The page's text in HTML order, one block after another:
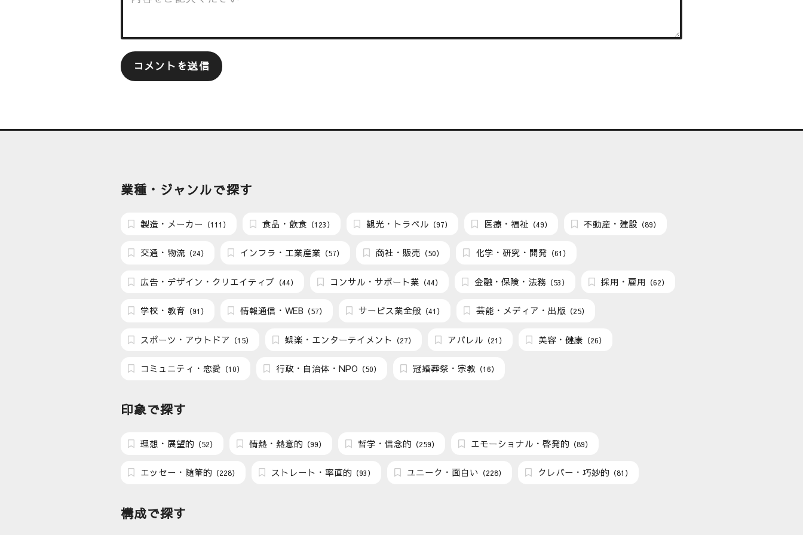
業種・ジャンルで探す
製造・メーカー （111） 食品・飲食 （123） 観光・トラベル （97） 医療・福祉 （49） 不動産・建設 （89）
交通・物流 （24） インフラ・工業産業 （57） 商社・販売 （50） 化学・研究・開発 （61）
広告・デザイン・クリエイティブ （44） コンサル・サポート業 （44） 金融・保険・法務 （53） 採用・雇用 （62）
学校・教育 （91） 情報通信・WEB （57） サービス業全般 （41） 芸能・メディア・出版 （25）
スポーツ・アウトドア （15） 娯楽・エンターテイメント （27） アパレル （21） 美容・健康 （26）
コミュニティ・恋愛 （10） 行政・自治体・NPO （50） 冠婚葬祭・宗教 （16）
印象で探す
理想・展望的 （52） 情熱・熱意的 （99） 哲学・信念的 （259） エモーショナル・啓発的 （89）
エッセー・随筆的 （228） ストレート・率直的 （93） ユニーク・面白い （228） クレバー・巧妙的 （81）
構成で探す